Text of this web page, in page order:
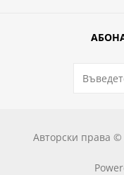
Авторски права